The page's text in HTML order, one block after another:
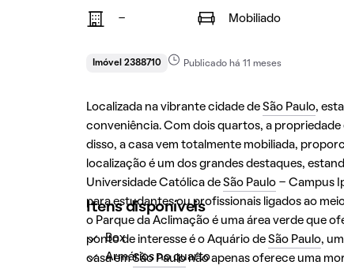
- Mobiliado
Imóvel 2388710 Publicado há 11 meses
Localizada na vibrante cidade de São Paulo,
conveniência. Com dois quartos, a
disso, a casa vem totalmente mobiliada,
localização é um dos grandes destaques,
Universidade Católica de São Paulo- Campus
para estudantes ou profissionais ligados ao
o Parque da Aclimação é uma área verde que
ponto de interesse é o Aquário de São Paulo,
casa emSão Paulonão apenas oferece uma
Itens disponíveis
Box
Armários no quarto